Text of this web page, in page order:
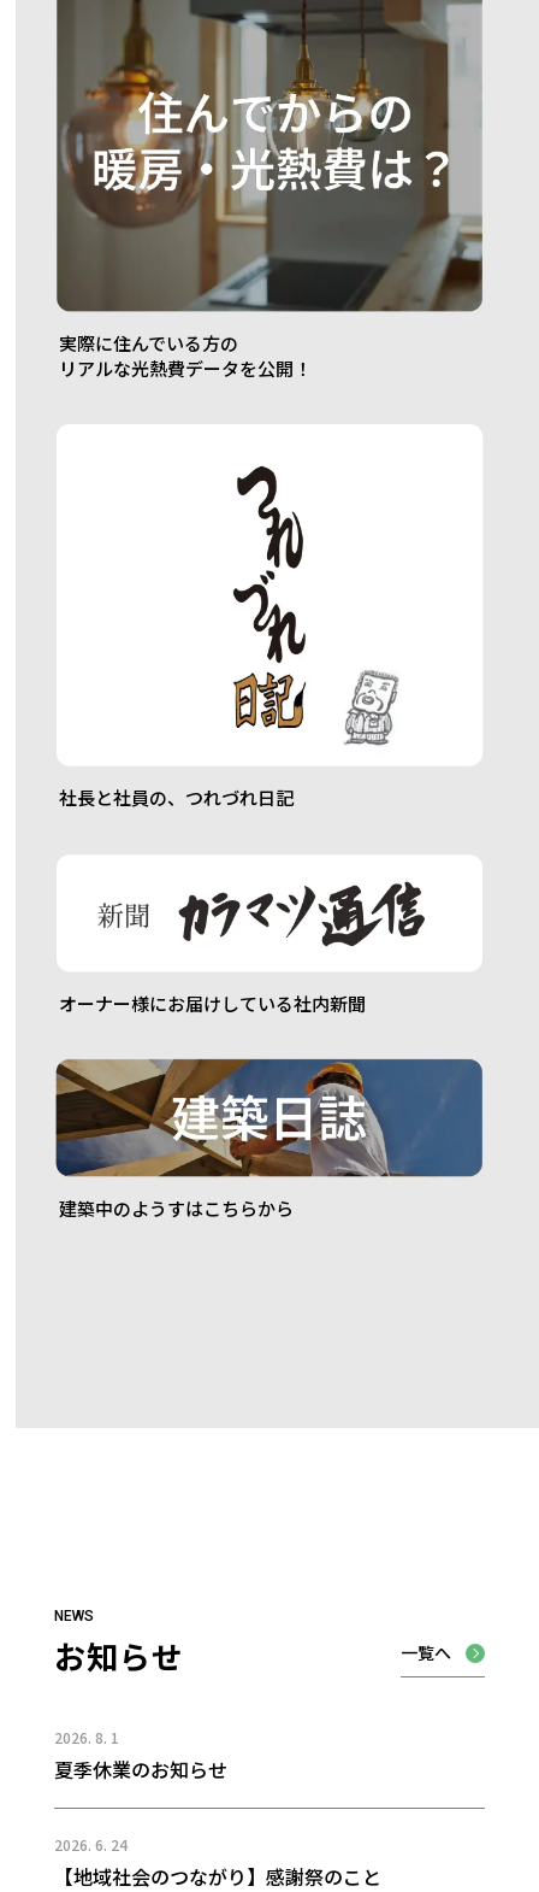
実際に住んでいる方の
リアルな光熱費データを公開！
社長と社員の、 つれづれ日記
オーナー様にお届けしている社内新聞
建築中のようすはこちらから
NEWS
お知らせ 一覧へ
2026. 8. 1
夏季休業のお知らせ
2026. 6. 24
【地域社会のつながり】感謝祭のこと